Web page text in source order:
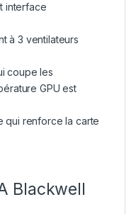
interface
à 3 ventilateurs
coupe les
GPU est
qui renforce la carte
Blackwell